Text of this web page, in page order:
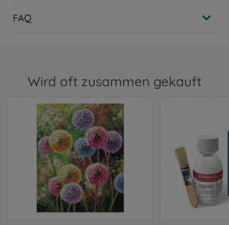
FAQ
Wird oft zusammen gekauft